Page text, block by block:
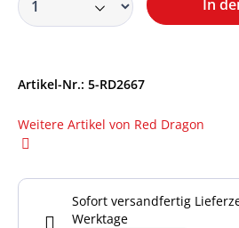
In
Artikel-Nr.: 5-RD2667
Weitere Artikel von Red Dragon
Sofort versandfertig
Werktage